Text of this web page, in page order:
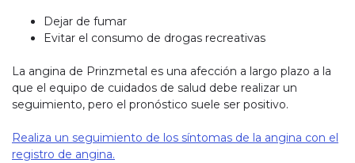
Dejar de fumar
Evitar el consumo de drogas recreativas
La angina de Prinzmetal es una afección a largo plazo a la
que el equipo de cuidados de salud debe realizar un
seguimiento, pero el pronóstico suele ser positivo.
Realiza un seguimiento de los síntomas de la angina con el
registro de angina.